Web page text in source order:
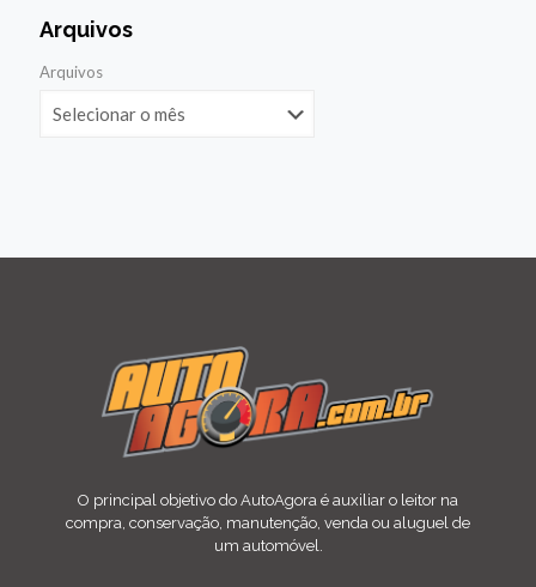
Arquivos
Arquivos
O principal objetivo do AutoAgora é auxiliar o leitor na
compra, conservação, manutenção, venda ou aluguel de
um automóvel.